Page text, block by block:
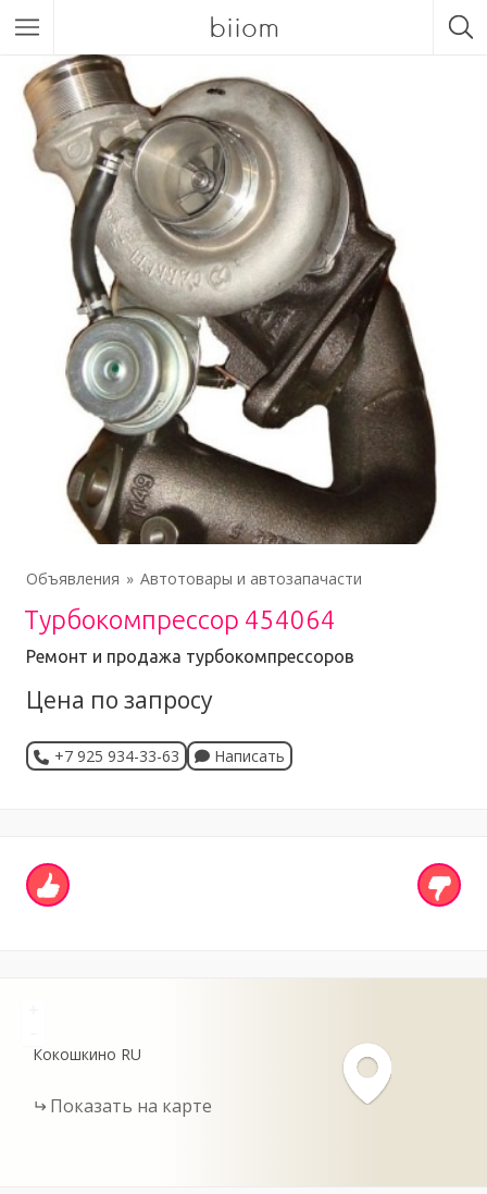
biiom
Объявления Автотовары и автозапачасти
Турбокомпрессор 454064
Ремонт и продажа турбокомпрессоров
Цена по запросу
+7 925 934-33-63 Написать
Кокошкино RU
Показать на карте